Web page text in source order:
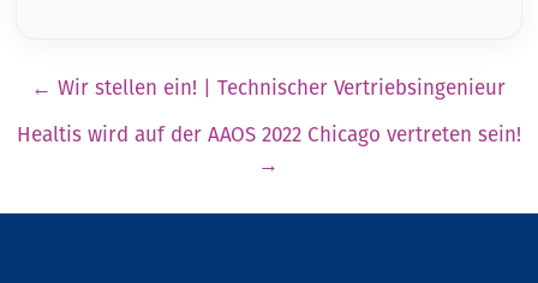
← Wir stellen ein! | Technischer Vertriebsingenieur
Healtis wird auf der AAOS 2022 Chicago vertreten sein!
→